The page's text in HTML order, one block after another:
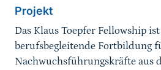
Projekt
Das Klaus Toepfer Fellowship
berufsbegleitende Fortbildung
Nachwuchsführungskräfte aus